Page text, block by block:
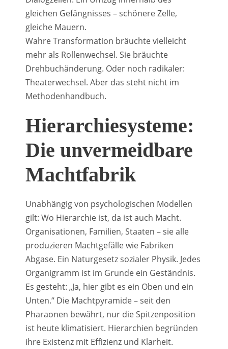
gleichen Gefängnisses – schönere Zelle,
gleiche Mauern.
Wahre Transformation bräuchte vielleicht
mehr als Rollenwechsel. Sie bräuchte
Drehbuchänderung. Oder noch radikaler:
Theaterwechsel. Aber das steht nicht im
Methodenhandbuch.
Hierarchiesysteme:
Die unvermeidbare
Machtfabrik
Unabhängig von psychologischen Modellen
gilt: Wo Hierarchie ist, da ist auch Macht.
Organisationen, Familien, Staaten – sie alle
produzieren Machtgefälle wie Fabriken
Abgase. Ein Naturgesetz sozialer Physik. Jedes
Organigramm ist im Grunde ein Geständnis.
Es gesteht: „Ja, hier gibt es ein Oben und ein
Unten.“ Die Machtpyramide – seit den
Pharaonen bewährt, nur die Spitzenposition
ist heute klimatisiert. Hierarchien begründen
ihre Existenz mit Effizienz und Klarheit.